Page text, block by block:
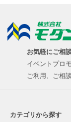
お気軽にご相
イベントプロ
ご利用、ご相
カテゴリから探す